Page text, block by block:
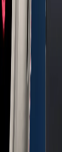
:Gürültü Sensörü
:iOS
Watch
9